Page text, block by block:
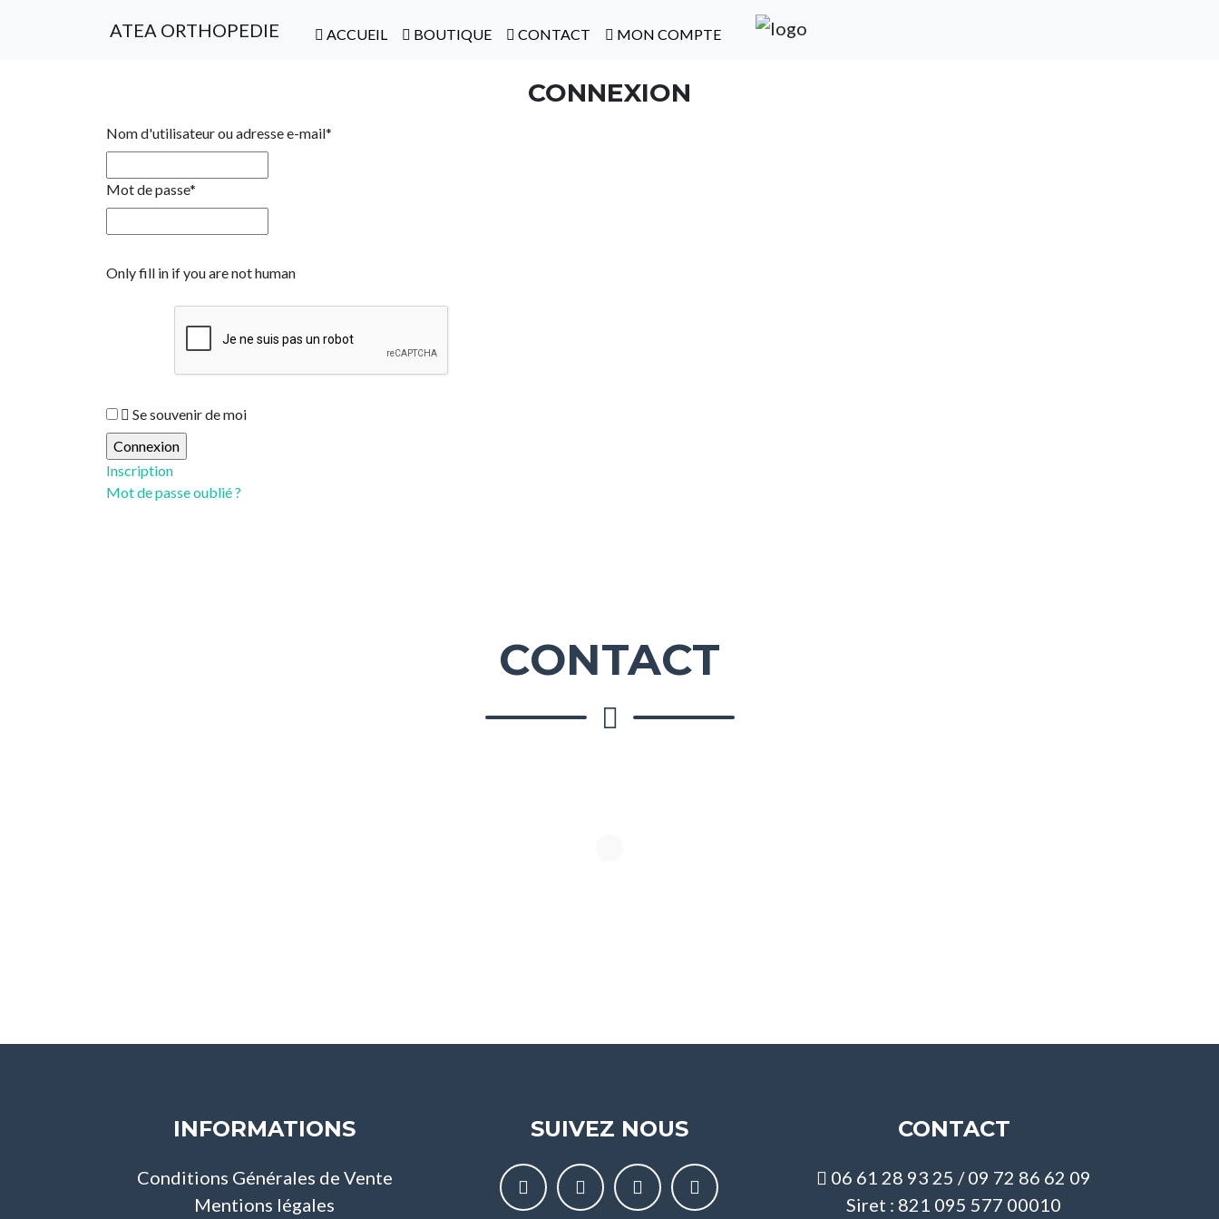
ATEA ORTHOPEDIE ACCUEIL BOUTIQUE CONTACT MON COMPTE
CONNEXION
Nom d'utilisateur ou adresse e-mail*
Mot de passe*
Only fill in if you are not human
Se souvenir de moi
Inscription
Mot de passe oublié ?
CONTACT
INFORMATIONS
Conditions Générales de Vente
Mentions légales
SUIVEZ NOUS CONTACT
06 61 28 93 25 / 09 72 86 62 09
Siret : 821 095 577 00010